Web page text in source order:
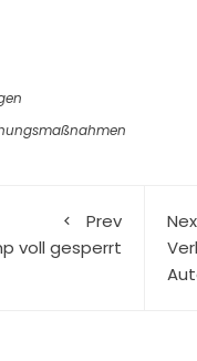
Prev
voll gesperrt